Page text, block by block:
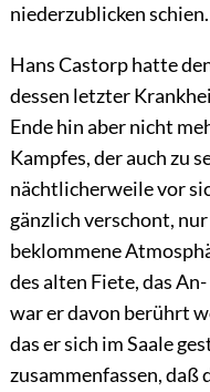
niederzublicken schien.
Hans Castorp hatte
dessen letzter
Ende hin aber nicht
Kampfes, der auchzu
nächtlicherweile vor
gänzlich verschont,
beklommene
des alten Fiete, das
war er davon berührt
das er sich im Saale
zusammenfassen, daß